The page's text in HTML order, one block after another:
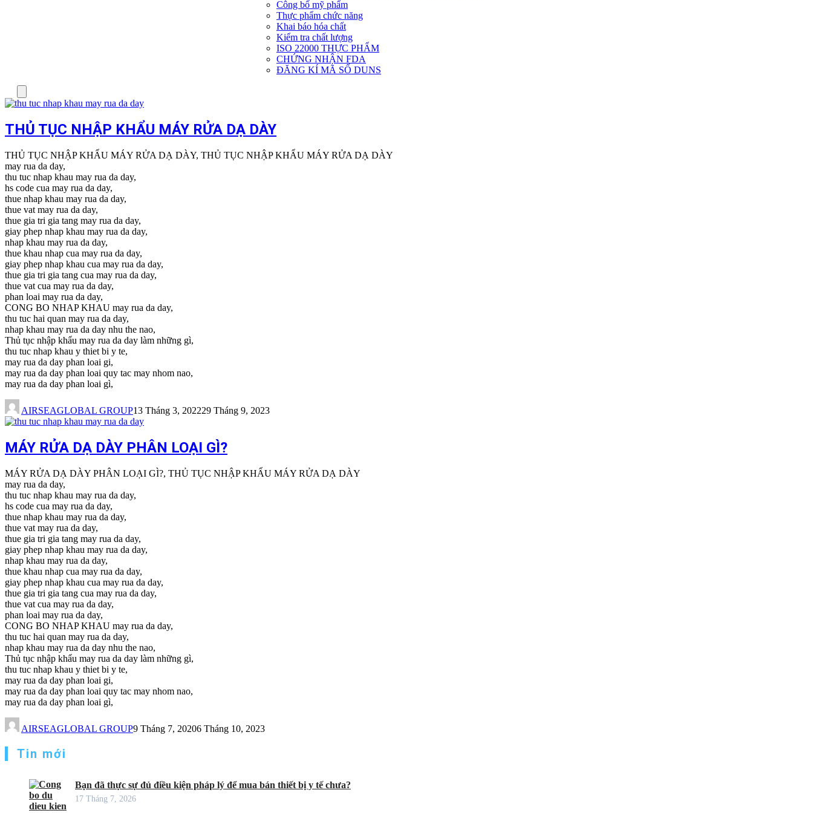
Dịch
vụ
khác
Công bố mỹ phẩm
Thực phẩm chức năng
Khai báo hóa chất
Kiểm tra chất lượng
ISO 22000 THỰC PHẨM
CHỨNG NHẬN FDA
ĐĂNG KÍ MÃ SỐ DUNS
THỦ TỤC NHẬP KHẨU MÁY RỬA DẠ DÀY
THỦ TỤC NHẬP KHẨU MÁY RỬA DẠ DÀY, THỦ TỤC NHẬP KHẨU MÁY RỬA DẠ DÀY
may rua da day,
thu tuc nhap khau may rua da day,
hs code cua may rua da day,
thue nhap khau may rua da day,
thue vat may rua da day,
thue gia tri gia tang may rua da day,
giay phep nhap khau may rua da day,
nhap khau may rua da day,
thue khau nhap cua may rua da day,
giay phep nhap khau cua may rua da day,
thue gia tri gia tang cua may rua da day,
thue vat cua may rua da day,
phan loai may rua da day,
CONG BO NHAP KHAU may rua da day,
thu tuc hai quan may rua da day,
nhap khau may rua da day nhu the nao,
Thủ tục nhập khẩu may rua da day làm những gì,
thu tuc nhap khau y thiet bi y te,
may rua da day phan loai gi,
may rua da day phan loai quy tac may nhom nao,
may rua da day phan loai gì,
AIRSEAGLOBAL GROUP13 Tháng 3, 202229 Tháng 9, 2023
MÁY RỬA DẠ DÀY PHÂN LOẠI GÌ?
MÁY RỬA DẠ DÀY PHÂN LOẠI GÌ?, THỦ TỤC NHẬP KHẨU MÁY RỬA DẠ DÀY
may rua da day,
thu tuc nhap khau may rua da day,
hs code cua may rua da day,
thue nhap khau may rua da day,
thue vat may rua da day,
thue gia tri gia tang may rua da day,
giay phep nhap khau may rua da day,
nhap khau may rua da day,
thue khau nhap cua may rua da day,
giay phep nhap khau cua may rua da day,
thue gia tri gia tang cua may rua da day,
thue vat cua may rua da day,
phan loai may rua da day,
CONG BO NHAP KHAU may rua da day,
thu tuc hai quan may rua da day,
nhap khau may rua da day nhu the nao,
Thủ tục nhập khẩu may rua da day làm những gì,
thu tuc nhap khau y thiet bi y te,
may rua da day phan loai gi,
may rua da day phan loai quy tac may nhom nao,
may rua da day phan loai gì,
AIRSEAGLOBAL GROUP9 Tháng 7, 20206 Tháng 10, 2023
Tin mới
Bạn đã thực sự đủ điều kiện pháp lý để mua bán thiết bị y tế chưa?
17 Tháng 7, 2026